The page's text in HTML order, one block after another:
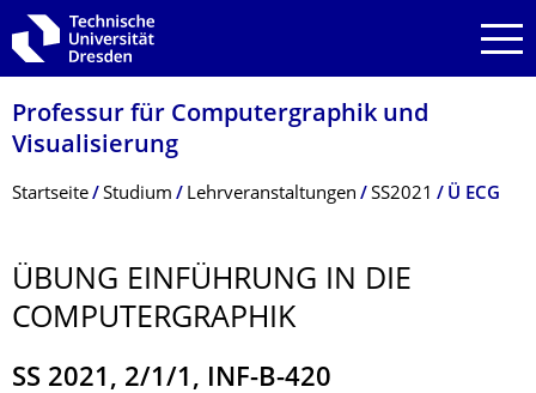
Zur Hauptnavigation springen
Zur Suche springen
Zum Inhalt springen
Professur für Computergraphik und
Visualisierung
Breadcrumb-Menü
Startseite Studium Lehrveranstaltungen SS2021 Ü ECG
ÜBUNG EINFÜHRUNG IN DIE
COMPUTERGRAPHIK
SS 2021, 2/1/1, INF-B-420